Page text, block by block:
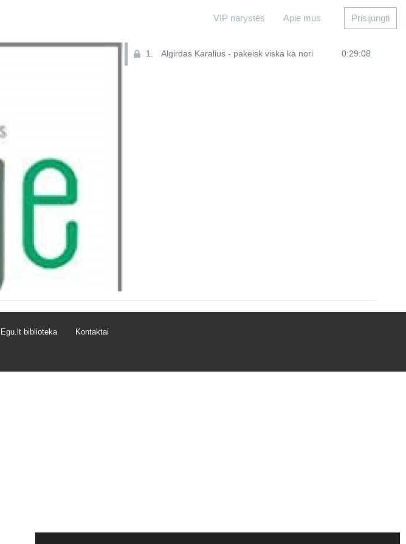
VIP narystės Apie mus Prisijungti
1. Algirdas Karalius - pakeisk viska ka nori 0:29:08
Egu.lt biblioteka Kontaktai